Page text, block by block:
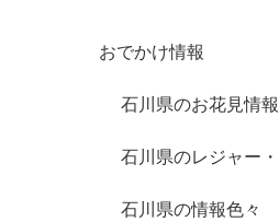
おでかけ情報
石川県のお花見情報
石川県のレジャー
石川県の情報色々